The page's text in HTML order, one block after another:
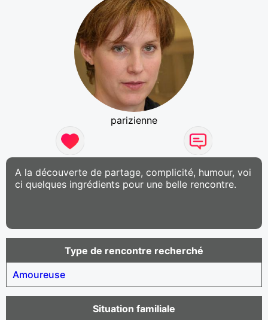
parizienne
A la découverte de partage, complicité, humour, voi
ci quelques ingrédients pour une belle rencontre.
Type de rencontre recherché
Amoureuse
Situation familiale